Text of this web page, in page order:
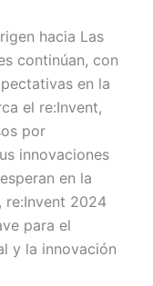
hacia Las
continúan, con
en la
el re:Invent,
por
innovaciones
en la
re:Invent 2024
para el
y la innovación